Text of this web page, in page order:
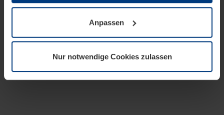
wenn diese für den Betrieb dieser Seite unbedingt
notwendig sind. Für alle anderen Cookie-Typen benötigen
wir Ihre Erlaubnis. Ihre Einwilligung können Sie jederzeit
Datenschutzerklärungunserer Website ändern oder
widerrufen.
Anpassen
Nur notwendige Cookies zulassen